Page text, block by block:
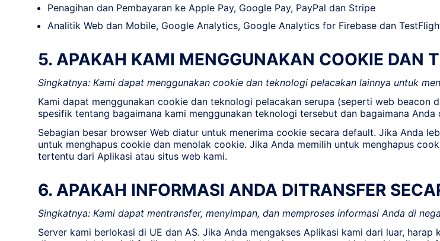
Penagihan dan Pembayaran ke Apple Pay, Google Pay, PayPal dan Stripe
Analitik Web dan Mobile, Google Analytics, Google Analytics for Firebase dan
5. APAKAH KAMI MENGGUNAKAN COOKIE DAN
Singkatnya: Kami dapat menggunakan cookie dan teknologi pelacakan lainnya untuk
Kami dapat menggunakan cookie dan teknologi pelacakan serupa (seperti web beacon
spesifik tentang bagaimana kami menggunakan teknologi tersebut dan bagaimana
Sebagian besar browser Web diatur untuk menerima cookie secara default. Jika Anda
untuk menghapus cookie dan menolak cookie. Jika Anda memilih untuk menghapus
tertentu dari Aplikasi atau situs web kami.
6. APAKAH INFORMASI ANDA DITRANSFER
Singkatnya: Kami dapat mentransfer, menyimpan, dan memproses informasi Anda di
Server kami berlokasi di UE dan AS. Jika Anda mengakses Aplikasi kami dari luar,